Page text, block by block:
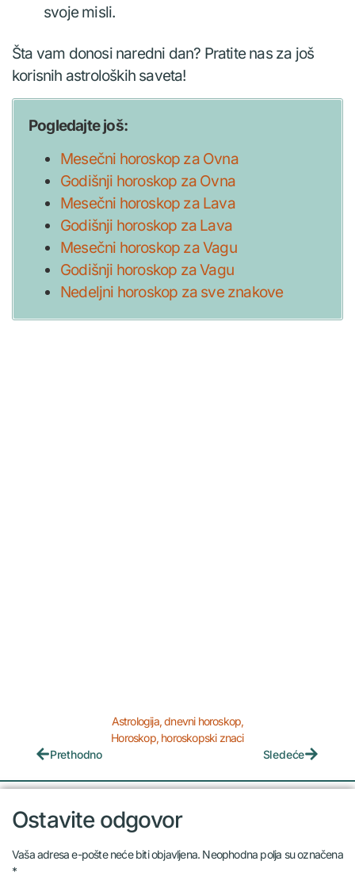
svoje misli.
Šta vam donosi naredni dan? Pratite nas za još
korisnih astroloških saveta!
Pogledajte još:
Mesečni horoskop za Ovna
Godišnji horoskop za Ovna
Mesečni horoskop za Lava
Godišnji horoskop za Lava
Mesečni horoskop za Vagu
Godišnji horoskop za Vagu
Nedeljni horoskop za sve znakove
Astrologija,dnevni horoskop,
Horoskop, horoskopski znaci
Prethodno
Sledeće
Ostavite odgovor
Vaša adresa e-pošte neće biti objavljena. Neophodna polja su označena
*